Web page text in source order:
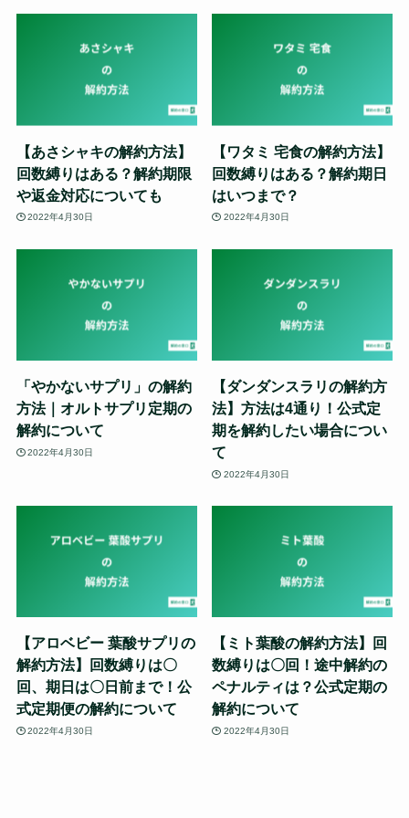
【あさシャキの解約方法】
回数縛りはある？解約期限
や返金対応についても
2022年4月30日
【ワタミ 宅食の解約方法】
回数縛りはある？解約期日
はいつまで？
2022年4月30日
「やかないサプリ」の解約
方法｜オルトサプリ定期の
解約について
2022年4月30日
【ダンダンスラリの解約方
法】方法は4通り！公式定
期を解約したい場合につい
て
2022年4月30日
【アロベビー 葉酸サプリの
解約方法】回数縛りは〇
回、期日は〇日前まで！公
式定期便の解約について
2022年4月30日
【ミト葉酸の解約方法】回
数縛りは〇回！途中解約の
ペナルティは？公式定期の
解約について
2022年4月30日